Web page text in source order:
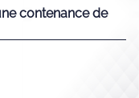
contenance de